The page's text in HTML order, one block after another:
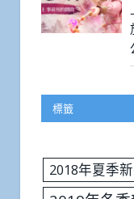
標籤
2018年夏季